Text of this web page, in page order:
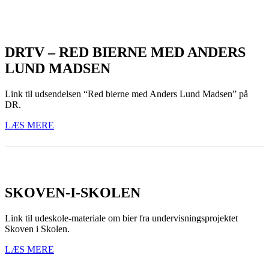
DRTV – RED BIERNE MED ANDERS
LUND MADSEN
Link til udsendelsen “Red bierne med Anders Lund Madsen” på
DR.
LÆS MERE
SKOVEN-I-SKOLEN
Link til udeskole-materiale om bier fra undervisningsprojektet
Skoven i Skolen.
LÆS MERE